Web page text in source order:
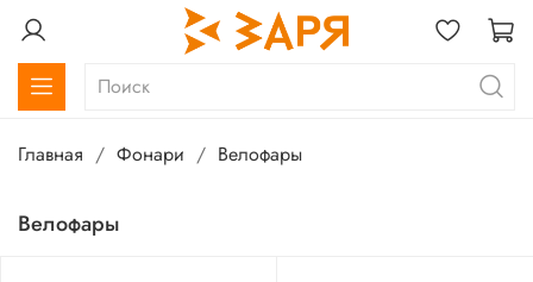
Главная Фонари Велофары
Велофары